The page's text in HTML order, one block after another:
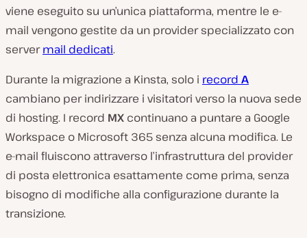
viene eseguito su un’unica piattaforma, mentre le e-
mail vengono gestite da un provider specializzato con
servermail dedicati.
Durante la migrazione a Kinsta, solo i record A
cambiano per indirizzare i visitatori verso la nuova sede
di hosting. I record MX continuano a puntare a Google
Workspace o Microsoft 365 senza alcuna modifica. Le
e-mail fluiscono attraverso l’infrastruttura del provider
di posta elettronica esattamente come prima, senza
bisogno di modifiche alla configurazione durante la
transizione.